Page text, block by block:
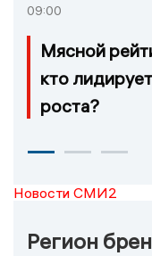
09:00
Мясной
кто
роста?
Новости СМИ2
Регион